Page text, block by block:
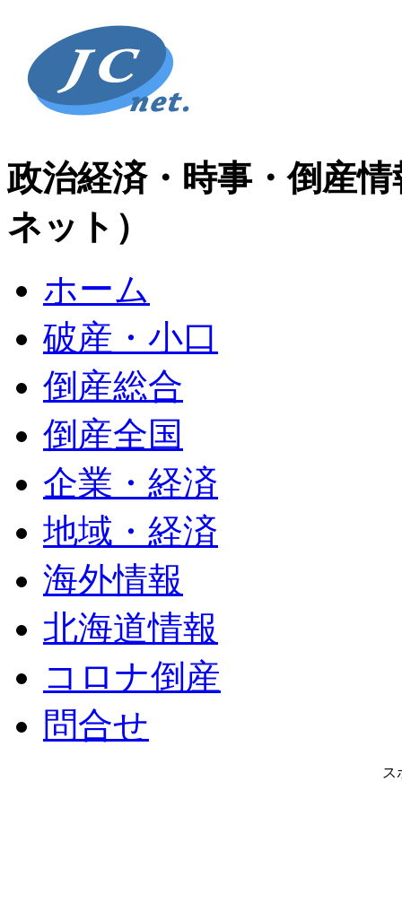
政治経済・時事・倒産
ネット）
ホーム
破産・小口
倒産総合
倒産全国
企業・経済
地域・経済
海外情報
北海道情報
コロナ倒産
問合せ
ス